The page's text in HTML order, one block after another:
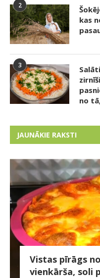
2
kas
3
no
JAUNĀKIE RAKSTI
Vistas pīrāgs
vienkārša, soli